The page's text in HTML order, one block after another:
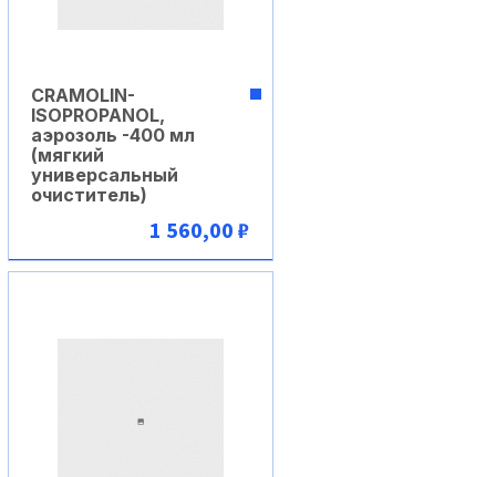
В корзину
CRAMOLIN-
ISOPROPANOL,
аэрозоль -400 мл
(мягкий
универсальный
очиститель)
1 560,00 ₽